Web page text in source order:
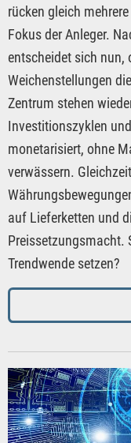
rücken gleich
Fokus der Anleger.
entscheidet sich nun,
Weichenstellungen
Zentrum stehen
Investitionszyklen
monetarisiert, ohne
verwässern.
auf Lieferketten und
Preissetzungsmacht.
Trendwende setzen?